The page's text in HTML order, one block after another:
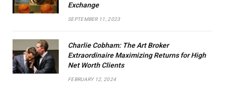
Exchange
SEPTEMBER 11, 2023
Charlie Cobham: The Art Broker
Extraordinaire Maximizing Returns for High
Net Worth Clients
FEBRUARY 12, 2024